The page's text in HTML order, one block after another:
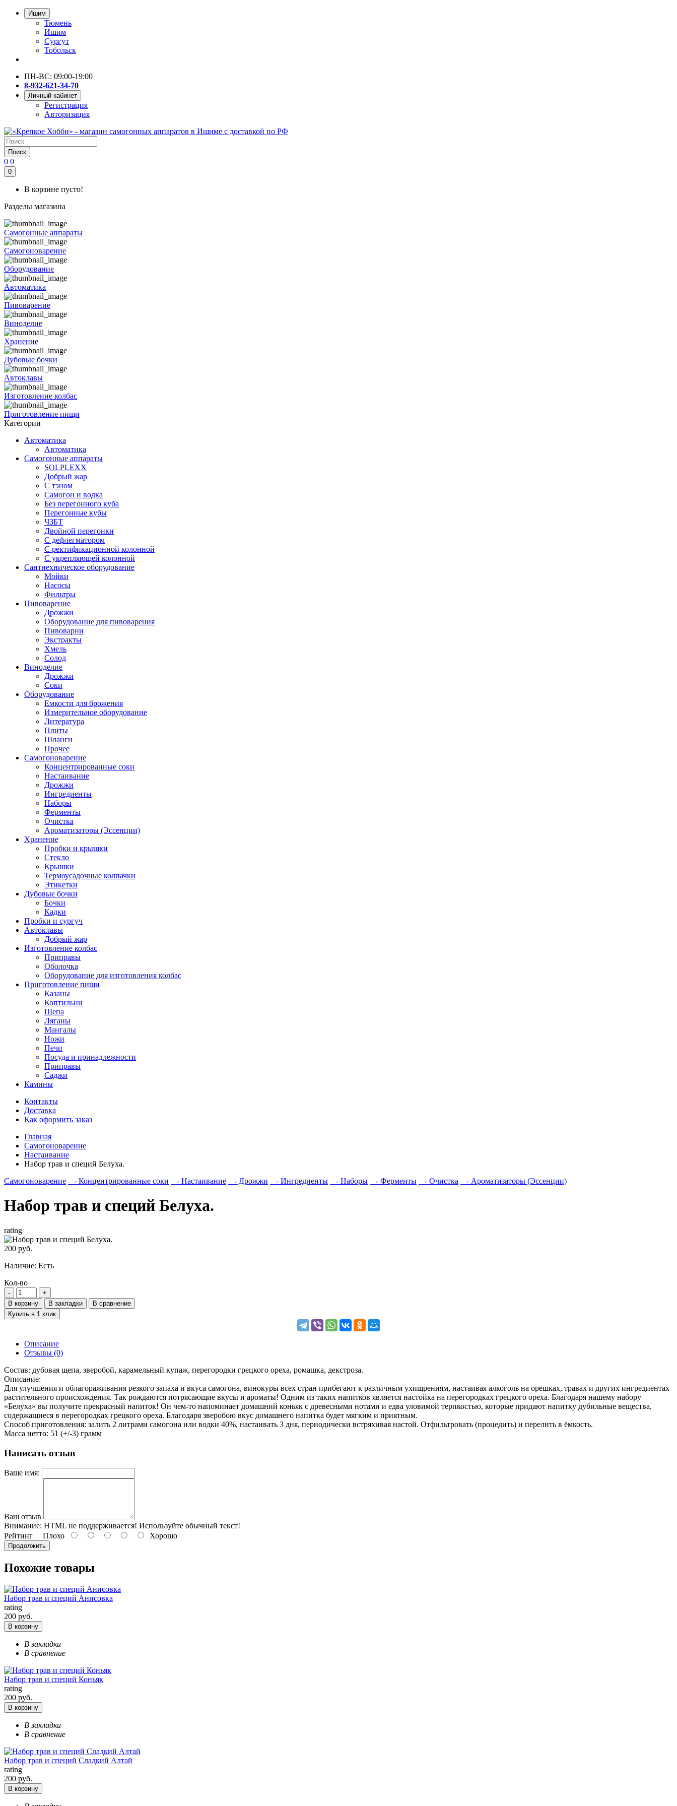
Ишим
Тюмень
Ишим
Сургут
Тобольск
ПН-ВС: 09:00-19:00
8-932-621-34-70
Личный кабинет
Регистрация
Авторизация
Поиск
0 0
0
В корзине пусто!
Разделы магазина
Самогонные аппараты
Самогоноварение
Оборудование
Автоматика
Пивоварение
Виноделие
Хранение
Дубовые бочки
Автоклавы
Изготовление колбас
Приготовление пищи
Категории
Автоматика
Автоматика
Самогонные аппараты
SOLPLEXX
Добрый жар
С тэном
Самогон и водка
Без перегонного куба
Перегонные кубы
ЧЗБТ
Двойной перегонки
С дефлегматором
С ректификационной колонной
С укрепляющей колонной
Сантнехническое оборудование
Мойки
Насосы
Фильтры
Пивоварение
Дрожжи
Оборудование для пивоварения
Пивоварни
Экстракты
Хмель
Солод
Виноделие
Дрожжи
Соки
Оборудование
Емкости для брожения
Измерительное оборудование
Литература
Плиты
Шланги
Прочее
Самогоноварение
Концентрированные соки
Настаивание
Дрожжи
Ингредиенты
Наборы
Ферменты
Очистка
Ароматизаторы (Эссенции)
Хранение
Пробки и крышки
Стекло
Крышки
Термоусадочные колпачки
Этикетки
Дубовые бочки
Бочки
Кадки
Пробки и сургуч
Автоклавы
Добрый жар
Изготовление колбас
Приправы
Оболочка
Оборудование для изготовления колбас
Приготовление пищи
Казаны
Коптильни
Щепа
Ляганы
Мангалы
Ножи
Печи
Посуда и принадлежности
Приправы
Саджи
Камины
Контакты
Доставка
Как оформить заказ
Главная
Самогоноварение
Настаивание
Набор трав и специй Белуха.
Самогоноварение
- Концентрированные соки - Настаивание - Дрожжи - Ингредиенты - Наборы - Ферменты - Очистка - Ароматизаторы (Эссенции)
Набор трав и специй Белуха.
rating
200 руб.
Наличие: Есть
Кол-во
В корзину В закладки
В сравнение
Купить в 1 клик
Описание
Отзывы (0)
Состав: дубовая щепа, зверобой, карамельный купаж, перегородки грецкого ореха, ромашка, декстроза.
Описание:
Для улучшения и облагораживания резкого запаха и вкуса самогона, винокуры всех стран прибегают к различным ухищрениям, настаивая алкоголь на орешках, травах и других ингредиентах
растительного происхождения. Так рождаются потрясающие вкусы и ароматы! Одним из таких напитков является настойка на перегородках грецкого ореха. Благодаря нашему набору
«Белуха» вы получите прекрасный напиток! Он чем-то напоминает домашний коньяк с древесными нотами и едва уловимой терпкостью, которые придают напитку дубильные вещества,
содержащиеся в перегородках грецкого ореха. Благодаря зверобою вкус домашнего напитка будет мягким и приятным.
Способ приготовления: залить 2 литрами самогона или водки 40%, настаивать 3 дня, периодически встряхивая настой. Отфильтровать (процедить) и перелить в ёмкость.
Масса нетто: 51 (+/-3) грамм
Написать отзыв
Ваше имя:
Ваш отзыв
Внимание: HTML не поддерживается! Используйте обычный текст!
Рейтинг Плохо Хорошо
Продолжить
Похожие товары
Набор трав и специй Анисовка
rating
200 руб.
В корзину
В закладки
В сравнение
Набор трав и специй Коньяк
rating
200 руб.
В корзину
В закладки
В сравнение
Набор трав и специй Сладкий Алтай
rating
200 руб.
В корзину